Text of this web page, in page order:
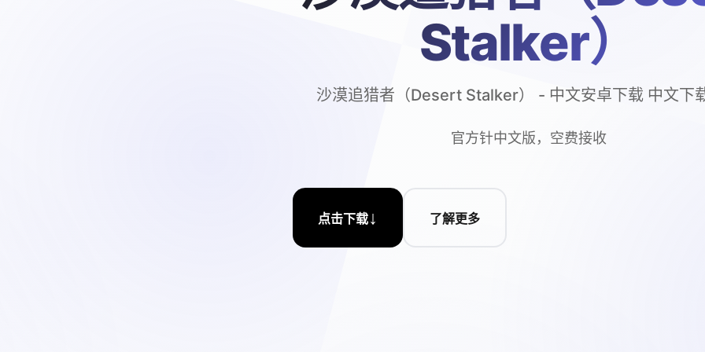
Stalker）
沙漠追猎者（Desert Stalker） - 中文安卓下载 中文下
官方针中文版，空费接收
点击下载↓ 了解更多